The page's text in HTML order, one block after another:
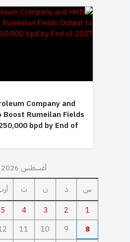
Company and
Boost Rumeilan Fields
bpd by End of
أغسطس 2026
س
د ن ث
1
2
3
4
5
8
9
10
11